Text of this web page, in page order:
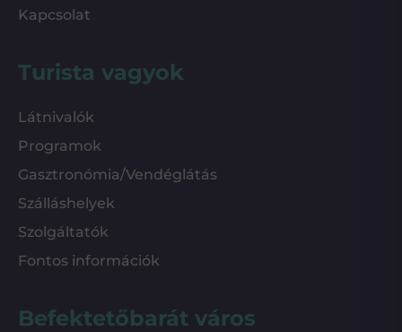
Kapcsolat
Turista vagyok
Látnivalók
Programok
Gasztronómia/Vendéglátás
Szálláshelyek
Szolgáltatók
Fontos információk
Befektetőbarát város